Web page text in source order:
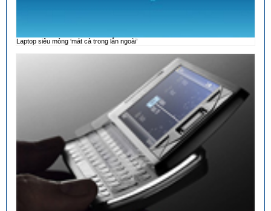
Laptop siêu mỏng ‘mát cả trong lẫn ngoài’